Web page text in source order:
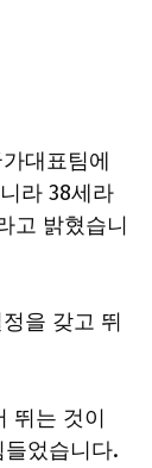
대표팀에
라 38세라
고 밝혔습니
을 갖고 뛰
뛰는 것이
었습니다.